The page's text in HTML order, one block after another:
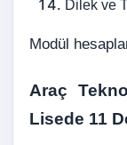
Dilek ve
Modül
Araç
Lisede 11